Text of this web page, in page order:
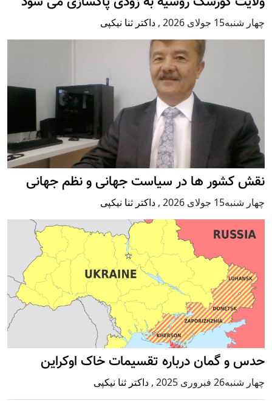
چهار شنبه15 جولای 2026 , داکتر ثنا نیکپی
نقش کشور ها در سیاست جهانی و نظم جهانی
چهار شنبه15 جولای 2026 , داکتر ثنا نیکپی
حدس و گمان درباره تقسیمات خاک اوکراین
چهار شنبه26 فبروری 2025 , داکتر ثنا نیکپی